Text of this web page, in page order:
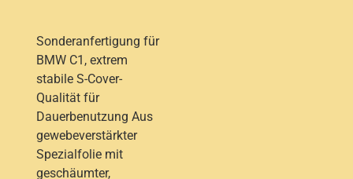
Sonderanfertigung für
BMW C1, extrem
stabile S-Cover-
Qualität für
Dauerbenutzung Aus
gewebeverstärkter
Spezialfolie mit
geschäumter,